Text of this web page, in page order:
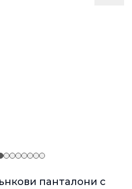
панталони с